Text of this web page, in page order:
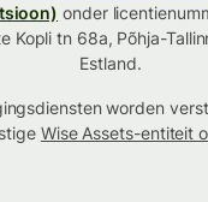
onder
Kopli tn 68a, Põhja-
Estland.
worden
Wise Assets-entiteit